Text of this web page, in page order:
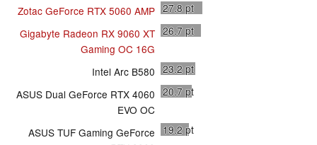
Zotac GeForce RTX 5060 AMP 27.8 pt
Gigabyte Radeon RX 9060 XT
Gaming OC 16G
26.7 pt
Intel Arc B580 23.2 pt
ASUS Dual GeForce RTX 4060
EVO OC
20.7 pt
ASUS TUF Gaming GeForce 19.2 pt